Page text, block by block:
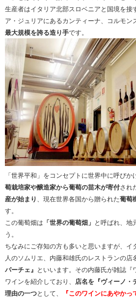
生産者はイタリア北部スロベニアと国境を接
ア・ジュリアにあるカンティーナ、コルモン
最大規模を誇る造り手です。
「世界平和」をコンセプトに世界中に呼びか
萄栽培家や醸造家から葡萄の苗木が寄付され
産が始まり 、現在世界各国から贈られた葡萄
す。
この葡萄畑は 「世界の葡萄畑」 と呼ばれ、地
う。
ちなみにご存知の方も多いと思いますが、イ
人のソムリエ、内藤和雄氏のレストランの店
パーチェ』 といいます。その内藤氏が雑誌『
ワインを紹介しており、 店名を『ヴィーノ・
理由の一つとして、 『このワインにあやかっ